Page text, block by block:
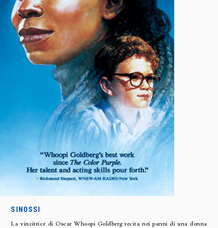
SINOSSI
La vincitrice di Oscar Whoopi Goldberg recita nei panni di una donna